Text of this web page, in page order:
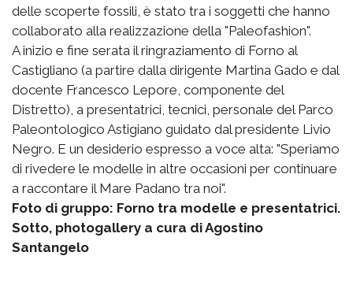
delle scoperte fossili, è stato tra i soggetti che hanno
collaborato alla realizzazione della "Paleofashion".
A inizio e fine serata il ringraziamento di Forno al
Castigliano (a partire dalla dirigente Martina Gado e dal
docente Francesco Lepore, componente del
Distretto), a presentatrici, tecnici, personale del Parco
Paleontologico Astigiano guidato dal presidente Livio
Negro. E un desiderio espresso a voce alta: "Speriamo
di rivedere le modelle in altre occasioni per continuare
a raccontare il Mare Padano tra noi".
Foto di gruppo: Forno tra modelle e presentatrici.
Sotto, photogallery a cura di Agostino
Santangelo